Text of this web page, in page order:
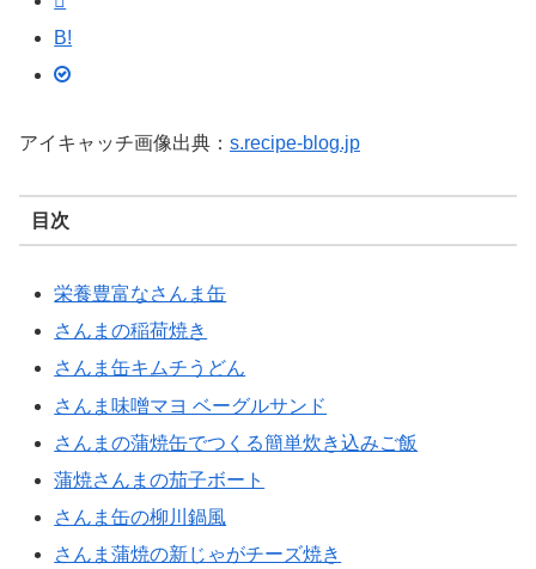
B!
アイキャッチ画像出典： s.recipe-blog.jp
目次
栄養豊富なさんま缶
さんまの稲荷焼き
さんま缶キムチうどん
さんま味噌マヨ ベーグルサンド
さんまの蒲焼缶でつくる簡単炊き込みご飯
蒲焼さんまの茄子ボート
さんま缶の柳川鍋風
さんま蒲焼の新じゃがチーズ焼き